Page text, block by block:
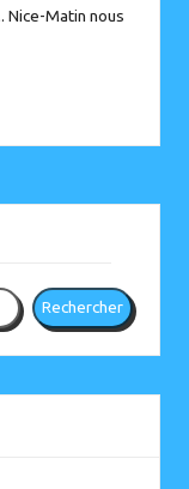
Nice-Matin nous
Rechercher